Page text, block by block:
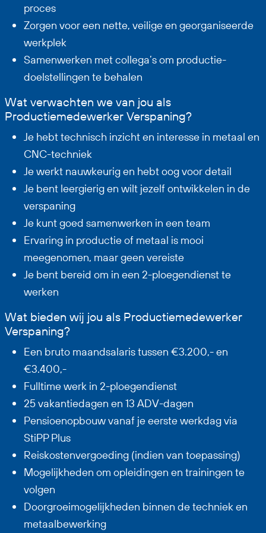
proces
Zorgen voor een nette, veilige en georganiseerde
werkplek
Samenwerken met collega’s om productie-
doelstellingen te behalen
Wat verwachten we van jou als
Productiemedewerker Verspaning?
Je hebt technisch inzicht en interesse in metaal en
CNC-techniek
Je werkt nauwkeurig en hebt oog voor detail
Je bent leergierig en wilt jezelf ontwikkelen in de
verspaning
Je kunt goed samenwerken in een team
Ervaring in productie of metaal is mooi
meegenomen, maar geen vereiste
Je bent bereid om in een 2-ploegendienst te
werken
Wat bieden wij jou als Productiemedewerker
Verspaning?
Een bruto maandsalaris tussen €3.200,- en
€3.400,-
Fulltime werk in 2-ploegendienst
25 vakantiedagen en 13 ADV-dagen
Pensioenopbouw vanaf je eerste werkdag via
StiPP Plus
Reiskostenvergoeding (indien van toepassing)
Mogelijkheden om opleidingen en trainingen te
volgen
Doorgroeimogelijkheden binnen de techniek en
metaalbewerking